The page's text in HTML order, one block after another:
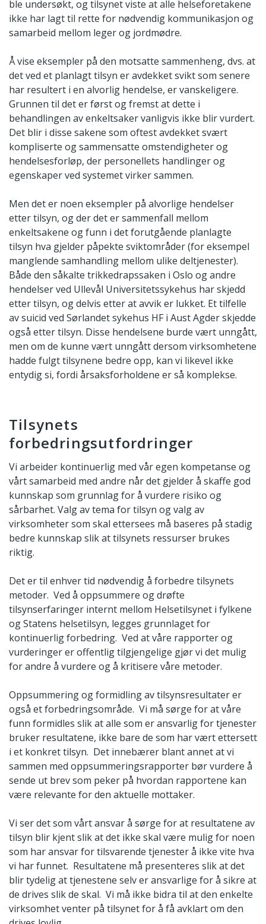
ble undersøkt, og tilsynet viste at alle helseforetakene
ikke har lagt til rette for nødvendig kommunikasjon og
samarbeid mellom leger og jordmødre.
Å vise eksempler på den motsatte sammenheng, dvs. at
det ved et planlagt tilsyn er avdekket svikt som senere
har resultert i en alvorlig hendelse, er vanskeligere.
Grunnen til det er først og fremst at dette i
behandlingen av enkeltsaker vanligvis ikke blir vurdert.
Det blir i disse sakene som oftest avdekket svært
kompliserte og sammensatte omstendigheter og
hendelsesforløp, der personellets handlinger og
egenskaper ved systemet virker sammen.
Men det er noen eksempler på alvorlige hendelser
etter tilsyn, og der det er sammenfall mellom
enkeltsakene og funn i det forutgående planlagte
tilsyn hva gjelder påpekte sviktområder (for eksempel
manglende samhandling mellom ulike deltjenester).
Både den såkalte trikkedrapssaken i Oslo og andre
hendelser ved Ullevål Universitetssykehus har skjedd
etter tilsyn, og delvis etter at avvik er lukket. Et tilfelle
av suicid ved Sørlandet sykehus HF i Aust Agder skjedde
også etter tilsyn. Disse hendelsene burde vært unngått,
men om de kunne vært unngått dersom virksomhetene
hadde fulgt tilsynene bedre opp, kan vi likevel ikke
entydig si, fordi årsaksforholdene er så komplekse.
Tilsynets
forbedringsutfordringer
Vi arbeider kontinuerlig med vår egen kompetanse og
vårt samarbeid med andre når det gjelder å skaffe god
kunnskap som grunnlag for å vurdere risiko og
sårbarhet. Valg av tema for tilsyn og valg av
virksomheter som skal ettersees må baseres på stadig
bedre kunnskap slik at tilsynets ressurser brukes
riktig.
Det er til enhver tid nødvendig å forbedre tilsynets
metoder. Ved å oppsummere og drøfte
tilsynserfaringer internt mellom Helsetilsynet i fylkene
og Statens helsetilsyn, legges grunnlaget for
kontinuerlig forbedring. Ved at våre rapporter og
vurderinger er offentlig tilgjengelige gjør vi det mulig
for andre å vurdere og å kritisere våre metoder.
Oppsummering og formidling av tilsynsresultater er
også et forbedringsområde. Vi må sørge for at våre
funn formidles slik at alle som er ansvarlig for tjenester
bruker resultatene, ikke bare de som har vært ettersett
i et konkret tilsyn. Det innebærer blant annet at vi
sammen med oppsummeringsrapporter bør vurdere å
sende ut brev som peker på hvordan rapportene kan
være relevante for den aktuelle mottaker.
Vi ser det som vårt ansvar å sørge for at resultatene av
tilsyn blir kjent slik at det ikke skal være mulig for noen
som har ansvar for tilsvarende tjenester å ikke vite hva
vi har funnet. Resultatene må presenteres slik at det
blir tydelig at tjenestene selv er ansvarlige for å sikre at
de drives slik de skal. Vi må ikke bidra til at den enkelte
virksomhet venter på tilsynet for å få avklart om den